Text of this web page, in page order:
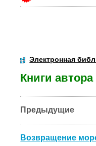
Электронная
Книги
Предыдущие
Возвращение